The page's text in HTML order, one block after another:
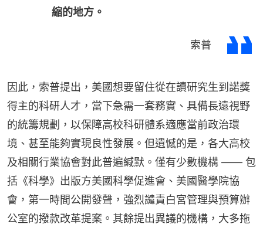
縮的地方。
索普
因此，索普提出，美國想要留住從在讀研究生到諾獎
得主的科研人才，當下急需一套務實、具備長遠視野
的統籌規劃，以保障高校科研體系適應當前政治環
境、甚至能夠實現良性發展。但遺憾的是，各大高校
及相關行業協會對此普遍緘默。僅有少數機構 —— 包
括《科學》出版方美國科學促進會、美國醫學院協
會，第一時間公開發聲，強烈譴責白宮管理與預算辦
公室的撥款改革提案。其餘提出異議的機構，大多拖